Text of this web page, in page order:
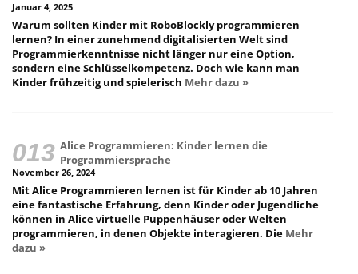
Januar 4, 2025
Warum sollten Kinder mit RoboBlockly programmieren
lernen? In einer zunehmend digitalisierten Welt sind
Programmierkenntnisse nicht länger nur eine Option,
sondern eine Schlüsselkompetenz. Doch wie kann man
Kinder frühzeitig und spielerisch Mehr dazu »
Alice Programmieren: Kinder lernen die
Programmiersprache
November 26, 2024
Mit Alice Programmieren lernen ist für Kinder ab 10 Jahren
eine fantastische Erfahrung, denn Kinder oder Jugendliche
können in Alice virtuelle Puppenhäuser oder Welten
programmieren, in denen Objekte interagieren. Die Mehr
dazu »